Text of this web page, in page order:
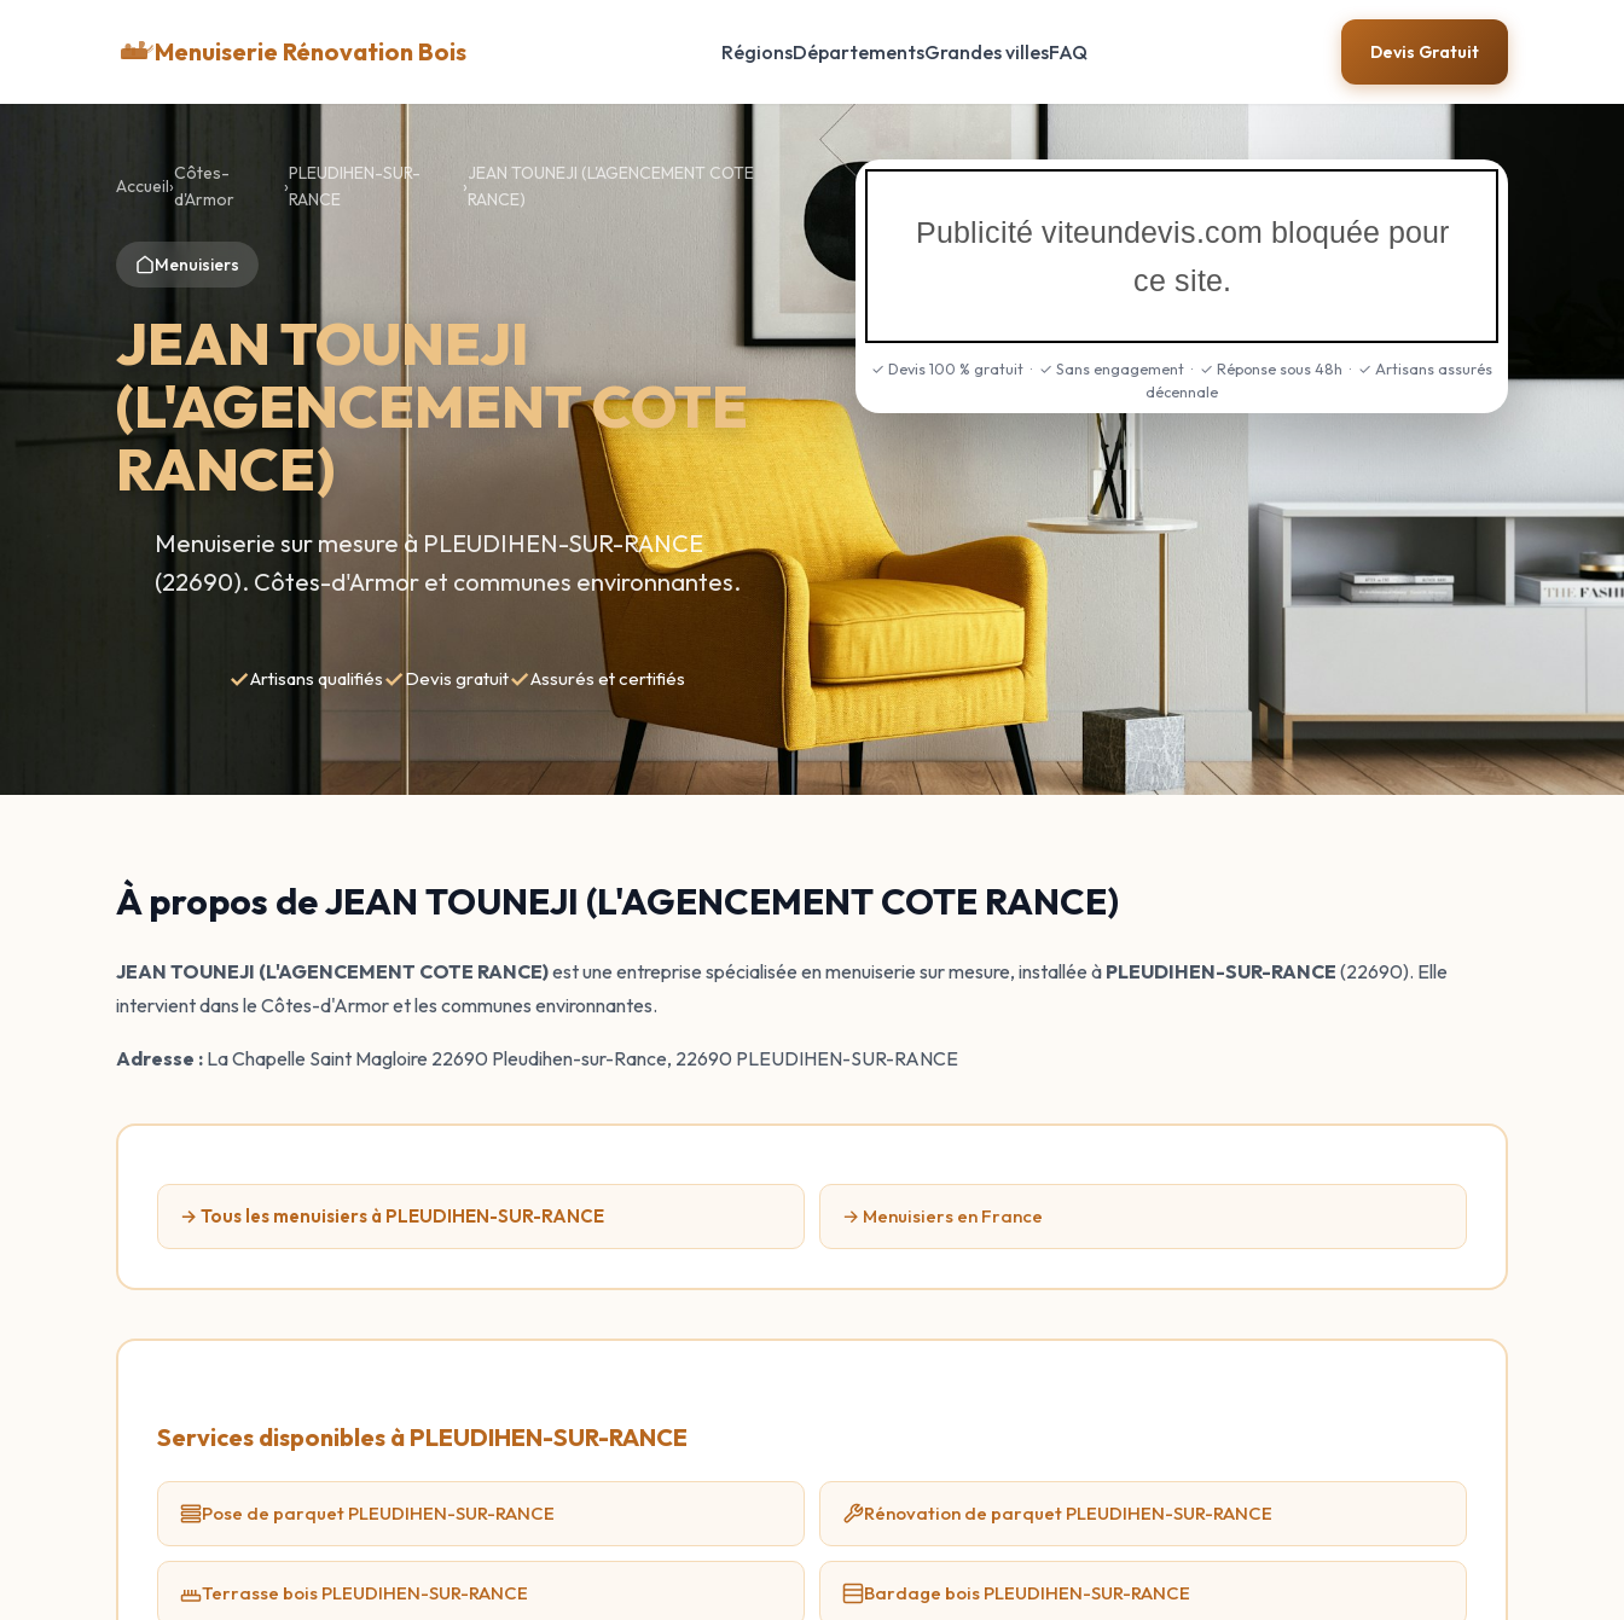
Menuiserie Rénovation Bois RégionsDépartementsGrandes villesFAQ Devis Gratuit
Accueil›
Côtes-
d'Armor
›
PLEUDIHEN-SUR-
RANCE
›
JEAN TOUNEJI (L'AGENCEMENT COTE
RANCE)
Menuisiers
JEAN TOUNEJI
(L'AGENCEMENT COTE
RANCE)
Menuiserie sur mesure à PLEUDIHEN-SUR-RANCE
(22690). Côtes-d'Armor et communes environnantes.
✓Artisans qualifiés✓Devis gratuit✓Assurés et certifiés
Publicité viteundevis.com bloquée pour
ce site.
✓ Devis 100 % gratuit · ✓ Sans engagement · ✓ Réponse sous 48h · ✓ Artisans assurés
décennale
À propos de JEAN TOUNEJI (L'AGENCEMENT COTE RANCE)
JEAN TOUNEJI (L'AGENCEMENT COTE RANCE)est une entreprise spécialisée en menuiserie sur mesure, installée à PLEUDIHEN-SUR-RANCE (22690). Elle
intervient dans le Côtes-d'Armor et les communes environnantes.
Adresse : La Chapelle Saint Magloire 22690 Pleudihen-sur-Rance, 22690 PLEUDIHEN-SUR-RANCE
→ Tous les menuisiers à PLEUDIHEN-SUR-RANCE → Menuisiers en France
Services disponibles à PLEUDIHEN-SUR-RANCE
Pose de parquet PLEUDIHEN-SUR-RANCE Rénovation de parquet PLEUDIHEN-SUR-RANCE
Terrasse bois PLEUDIHEN-SUR-RANCE Bardage bois PLEUDIHEN-SUR-RANCE